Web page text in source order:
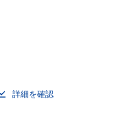
詳細を確認